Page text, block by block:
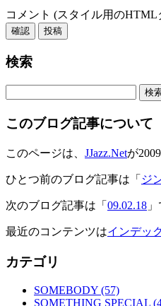
コメント (スタイル用の
検索
このブログ記事について
このページは、 JJazz.Netが
ひとつ前のブログ記事は「 ジ
次のブログ記事は「 09.02.18
最近のコンテンツはインデッ
カテゴリ
SOMEBODY (57)
SOMETHING SPECIAL